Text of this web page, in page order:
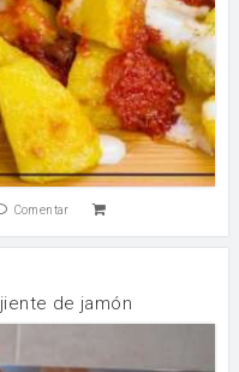
Comentar
de jamón